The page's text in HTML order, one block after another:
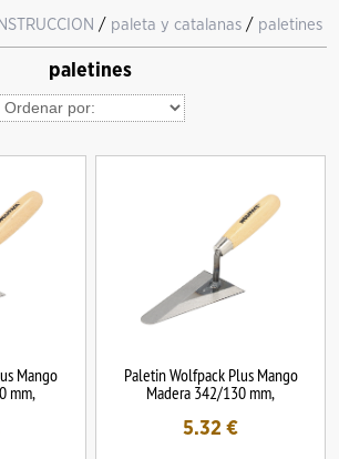
/ paleta y catalanas / paletines
paletines
Mango
mm,
Paletin Wolfpack Plus Mango
Madera 342/130 mm,
5.32 €